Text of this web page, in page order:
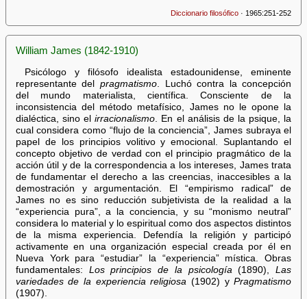
Diccionario filosófico · 1965:251-252
William James (1842-1910)
Psicólogo y filósofo idealista estadounidense, eminente
representante del pragmatismo. Luchó contra la concepción
del mundo materialista, científica. Consciente de la
inconsistencia del método metafísico, James no le opone la
dialéctica, sino elirracionalismo . En el análisis de la psique, la
cual considera como “flujo de la conciencia”, James subraya el
papel de los principios volitivo y emocional. Suplantando el
concepto objetivo de verdad con el principio pragmático de la
acción útil y de la correspondencia a los intereses, James trata
de fundamentar el derecho a las creencias, inaccesibles a la
demostración y argumentación. El “empirismo radical” de
James no es sino reducción subjetivista de la realidad a la
“experiencia pura”, a la conciencia, y su “monismo neutral”
considera lo material y lo espiritual como dos aspectos distintos
de la misma experiencia. Defendía la religión y participó
activamente en una organización especial creada por él en
Nueva York para “estudiar” la “experiencia” mística. Obras
fundamentales: Los principios de la psicología (1890),Las
variedades de la experiencia religiosa (1902) yPragmatismo
(1907).